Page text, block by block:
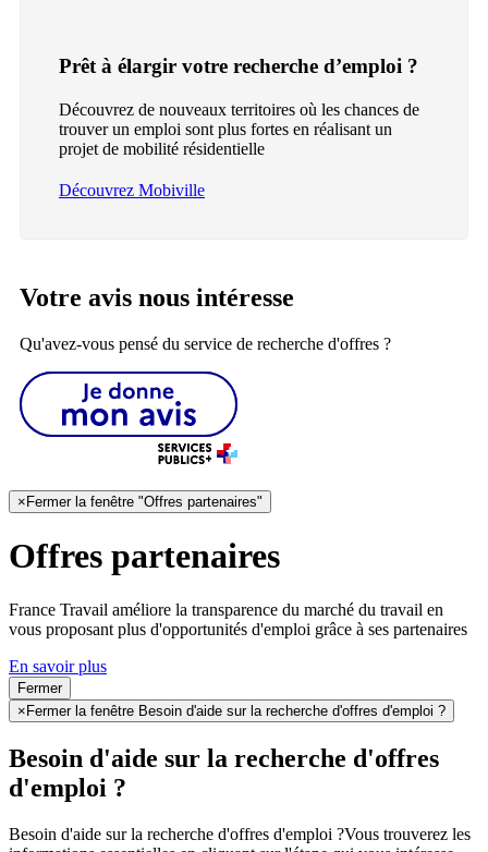
Prêt à élargir votre recherche d’emploi ?
Découvrez de nouveaux territoires où les chances de
trouver un emploi sont plus fortes en réalisant un
projet de mobilité résidentielle
Découvrez Mobiville
Votre avis nous intéresse
Qu'avez-vous pensé du service de recherche d'offres ?
× Fermer la fenêtre "Offres partenaires"
Offres partenaires
France Travail améliore la transparence du marché du travail en
vous proposant plus d'opportunités d'emploi grâce à ses partenaires
En savoir plus
Fermer
× Fermer la fenêtre Besoin d'aide sur la recherche d'offres d'emploi ?
Besoin d'aide sur la recherche d'offres
d'emploi ?
Besoin d'aide sur la recherche d'offres d'emploi ?Vous trouverez les